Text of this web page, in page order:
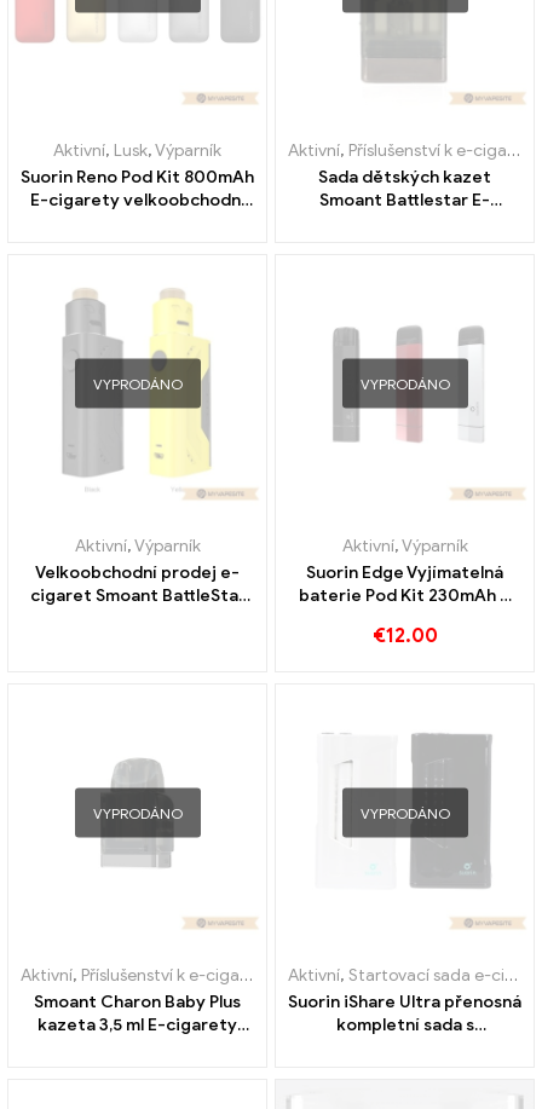
Aktivní, Lusk,Výparník
Suorin Reno Pod Kit 800mAh
E-cigarety velkoobchodní
Aktivní, Příslušenství k e-cigaretám
Sada dětských kazet
Smoant Battlestar E-
VYPRODÁNO
Aktivní,Výparník
Velkoobchodní prodej e-
cigaret Smoant BattleStar
VYPRODÁNO
Aktivní,Výparník
Suorin Edge Vyjímatelná
baterie Pod Kit 230mAh &
velkoobchod丨Vlastní
€12.00
VYPRODÁNO
Aktivní, Příslušenství k e-cigaretám ,Výparník
Smoant Charon Baby Plus
kazeta 3,5 ml E-cigarety
VYPRODÁNO
Aktivní, Startovací sada e-cigaret
Suorin iShare Ultra přenosná
kompletní sada s